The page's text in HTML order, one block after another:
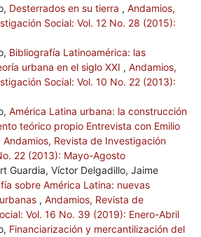
Desterrados en su tierra , Andamios,
Social: Vol. 12 No. 28 (2015):
Bibliografía Latinoamérica: las
urbana en el siglo XXI , Andamios,
Social: Vol. 10 No. 22 (2013):
América Latina urbana: la construcción
teórico propio Entrevista con Emilio
Andamios, Revista de Investigación
22 (2013): Mayo-Agosto
Guardia, Víctor Delgadillo, Jaime
sobre América Latina: nuevas
, Andamios, Revista de
Vol. 16 No. 39 (2019): Enero-Abril
Financiarización y mercantilización del